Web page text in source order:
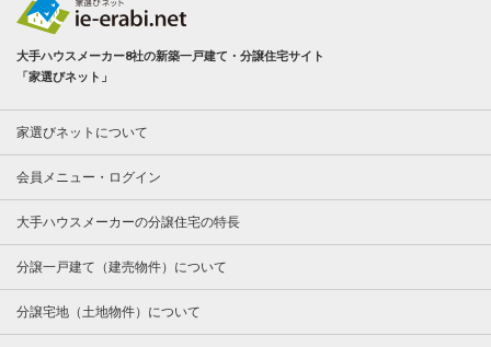
大手ハウスメーカー8社の新築一戸建て・分譲住宅サイト
「家選びネット」
家選びネットについて
会員メニュー・ログイン
大手ハウスメーカーの分譲住宅の特長
分譲一戸建て（建売物件）について
分譲宅地（土地物件）について